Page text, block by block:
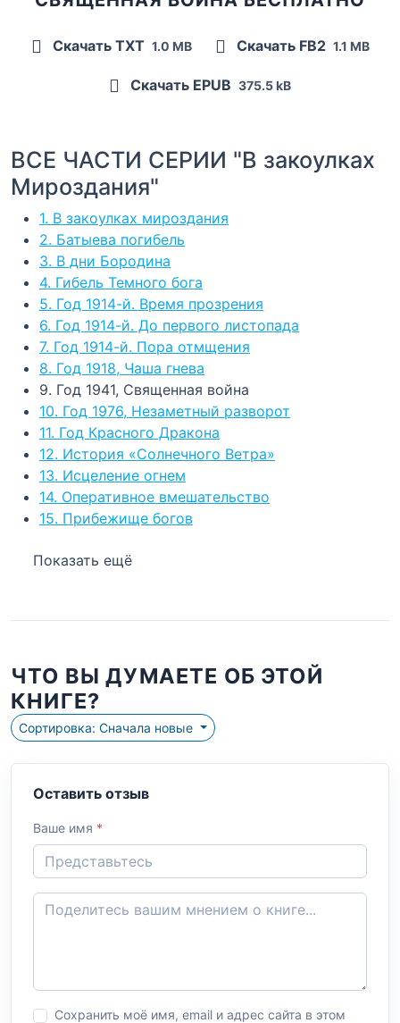
Скачать TXT 1.0 MB Скачать FB2 1.1 MB
Скачать EPUB 375.5 kB
ВСЕ ЧАСТИ СЕРИИ "В закоулках
Мироздания"
1. В закоулках мироздания
2. Батыева погибель
3. В дни Бородина
4. Гибель Темного бога
5. Год 1914-й. Время прозрения
6. Год 1914-й. До первого листопада
7. Год 1914-й. Пора отмщения
8. Год 1918, Чаша гнева
9. Год 1941, Священная война
10. Год 1976, Незаметный разворот
11. Год Красного Дракона
12. История «Солнечного Ветра»
13. Исцеление огнем
14. Оперативное вмешательство
15. Прибежище богов
Показать ещё
ЧТО ВЫ ДУМАЕТЕ ОБ ЭТОЙ
КНИГЕ?
Сортировка: Сначала новые
Оставить отзыв
Ваше имя *
Сохранить моё имя, email и адрес сайта в этом